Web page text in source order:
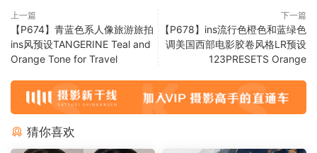
上一篇
【P674】青蓝色系人像旅游旅拍
ins风预设TANGERINE Teal and
Orange Tone for Travel
下一篇
【P678】ins流行色橙色和蓝绿色
调美国西部电影胶卷风格LR预设
123PRESETS Orange
猜你喜欢